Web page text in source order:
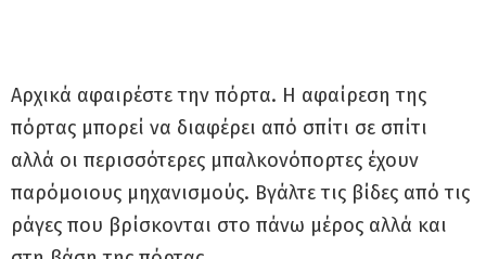
Αρχικά αφαιρέστε την πόρτα. H αφαίρεση της
πόρτας μπορεί να διαφέρει από σπίτι σε σπίτι
αλλά οι περισσότερες μπαλκονόπορτες έχουν
παρόμοιους μηχανισμούς. Βγάλτε τις βίδες από τις
ράγες που βρίσκονται στο πάνω μέρος αλλά και